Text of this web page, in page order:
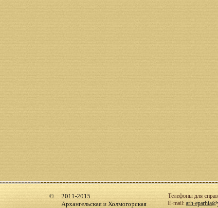
2011-2015
Архангельская и Холмогорская
Телефоны для
E-mail: arh-